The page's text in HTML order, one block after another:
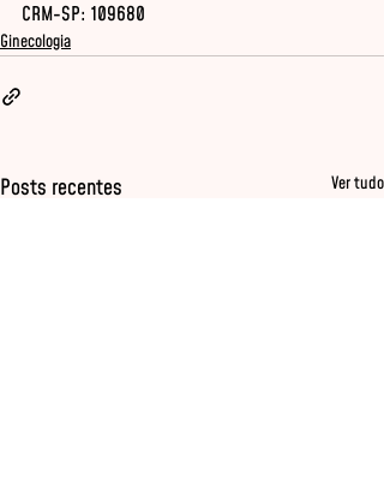
CRM-SP: 109680
Ginecologia
Posts recentes Ver tudo